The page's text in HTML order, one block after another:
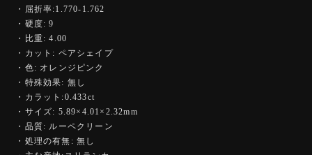
・屈折率:1.770-1.762
・硬度: 9
・比重: 4.00
・カット: ペアシェイプ
・色: オレンジピンク
・特殊効果: 無し
・カラット:0.433ct
・サイズ: 5.89×4.01×2.32mm
・品質: ルーペクリーン
・処理の有無: 無し